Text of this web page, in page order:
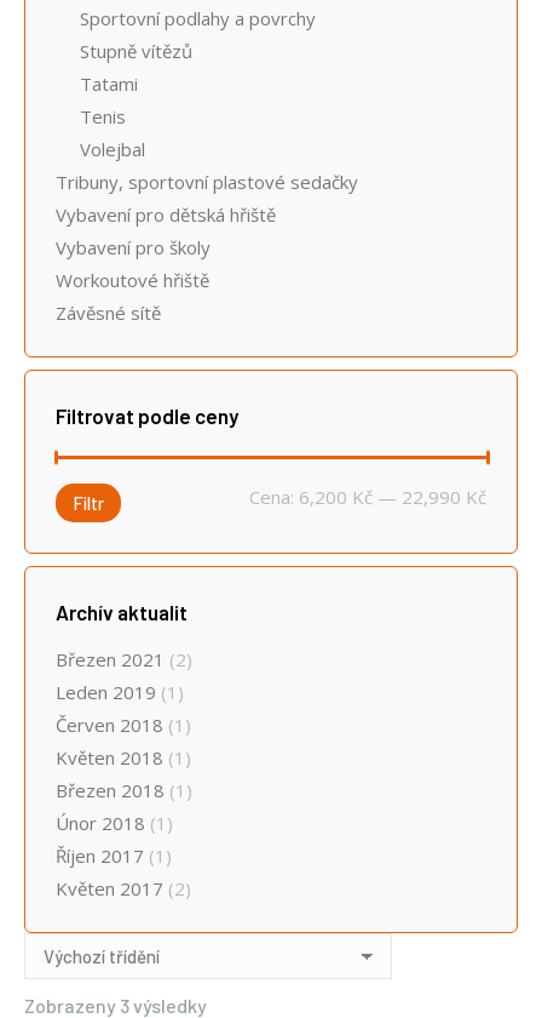
Zobrazeny 3 výsledky
Sportovní podlahy a povrchy
Stupně vítězů
Tatami
Tenis
Volejbal
Tribuny, sportovní plastové sedačky
Vybavení pro dětská hřiště
Vybavení pro školy
Workoutové hřiště
Závěsné sítě
Filtrovat podle ceny
Filtr Cena: 6,200 Kč — 22,990 Kč
Archív aktualit
Březen 2021 (2)
Leden 2019 (1)
Červen 2018 (1)
Květen 2018 (1)
Březen 2018 (1)
Únor 2018 (1)
Říjen 2017 (1)
Květen 2017 (2)